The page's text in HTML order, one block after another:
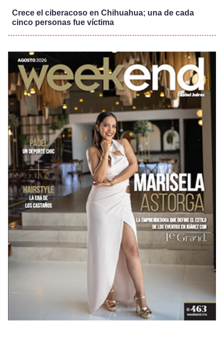
Crece el ciberacoso en Chihuahua; una de cada
cinco personas fue víctima